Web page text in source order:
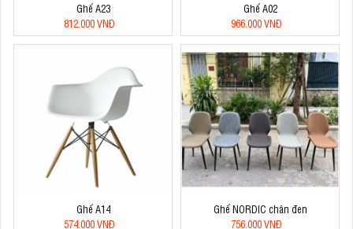
Ghế A23
812.000 VNĐ
Ghế A02
966.000 VNĐ
Ghế A14
574.000 VNĐ
Ghế NORDIC chân đen
756.000 VNĐ